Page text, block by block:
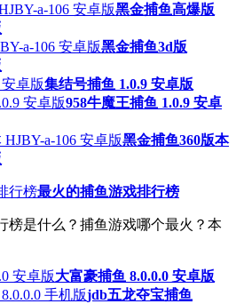
黑金捕鱼高爆版
黑金捕鱼3d版
集结号捕鱼 1.0.9 安卓版
958牛魔王捕鱼 1.0.9 安卓
黑金捕鱼360版本
最火的捕鱼游戏排行榜
榜是什么？捕鱼游戏哪个最火？本
大富豪捕鱼 8.0.0.0 安卓版
jdb五龙夺宝捕鱼